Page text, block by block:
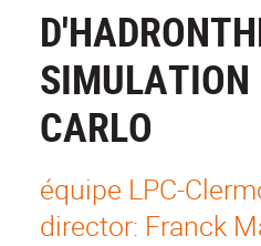
CARLO
équipe LPC-
director: Franck